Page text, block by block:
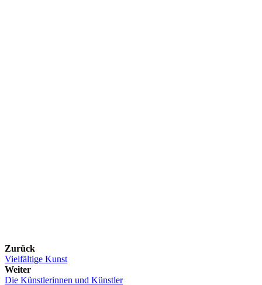
Zurück
Vielfältige Kunst
Weiter
Die Künstlerinnen und Künstler